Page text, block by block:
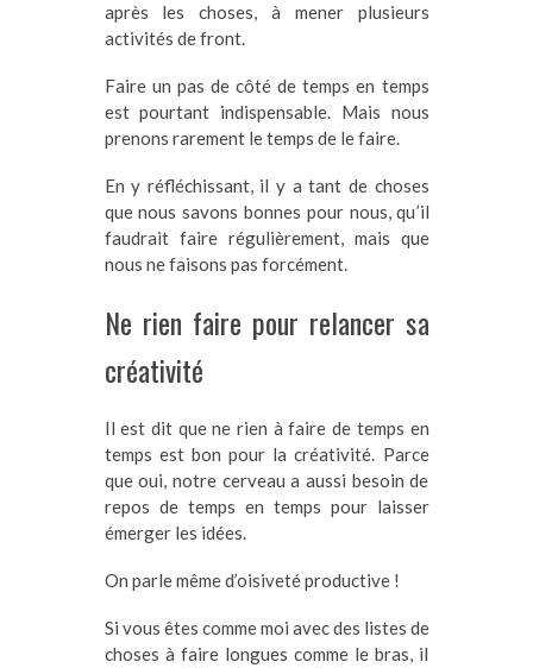
après les choses, à mener plusieurs
activités de front.
Faire un pas de côté de temps en temps
est pourtant indispensable. Mais nous
prenons rarement le temps de le faire.
En y réfléchissant, il y a tant de choses
que nous savons bonnes pour nous, qu’il
faudrait faire régulièrement, mais que
nous ne faisons pas forcément.
Ne rien faire pour relancer sa
créativité
Il est dit que ne rien à faire de temps en
temps est bon pour la créativité. Parce
que oui, notre cerveau a aussi besoin de
repos de temps en temps pour laisser
émerger les idées.
On parle même d’oisiveté productive !
Si vous êtes comme moi avec des listes de
choses à faire longues comme le bras, il